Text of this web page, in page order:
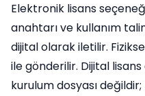
Elektronik lisans
anahtarı ve kullanım
dijital olarak iletilir.
ile gönderilir. Dijital
kurulum dosyası